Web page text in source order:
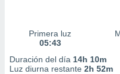
Primera luz
05:43
Duración del día 14h 10m
Luz diurna restante 2h 52m